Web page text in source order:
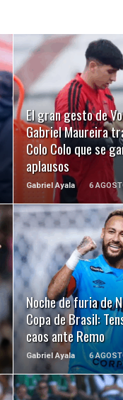
El gran gesto de
Gabriel Maureira
Colo Colo que se
aplausos
Gabriel Ayala 6
LEER
Noche de furia de
Copa de Brasil:
caos ante Remo
Gabriel Ayala 6
LEER